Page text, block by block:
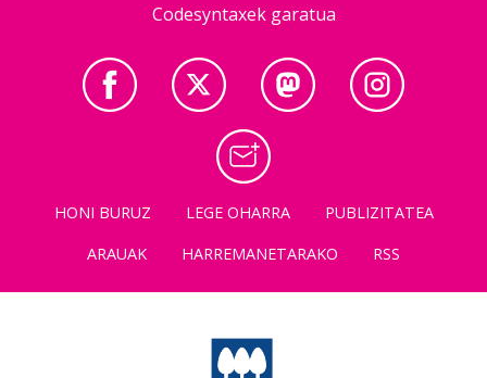
Codesyntaxek garatua
HONI BURUZ LEGE OHARRA
PUBLIZITATEA
ARAUAK
HARREMANETARAKO RSS